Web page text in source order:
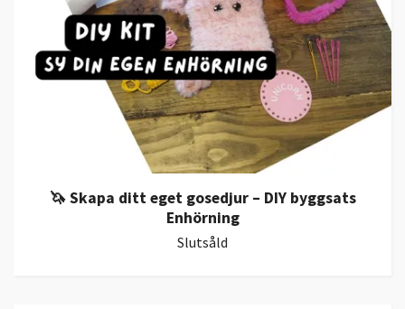
🦄 Skapa ditt eget gosedjur – DIY byggsats
Enhörning
Slutsåld